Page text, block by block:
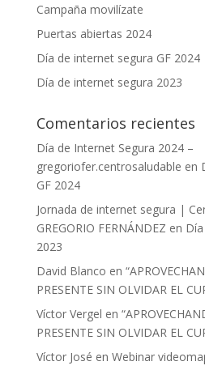
Campaña movilízate
Puertas abiertas 2024
Día de internet segura GF 2024
Día de internet segura 2023
Comentarios recientes
Día de Internet Segura 2024 –
gregoriofer.centrosaludable en
GF 2024
Jornada de internet segura |
GREGORIO FERNÁNDEZ en
2023
David Blanco en
PRESENTE SIN OLVIDAR EL
Víctor Vergel en
PRESENTE SIN OLVIDAR EL
Víctor José en Webinar